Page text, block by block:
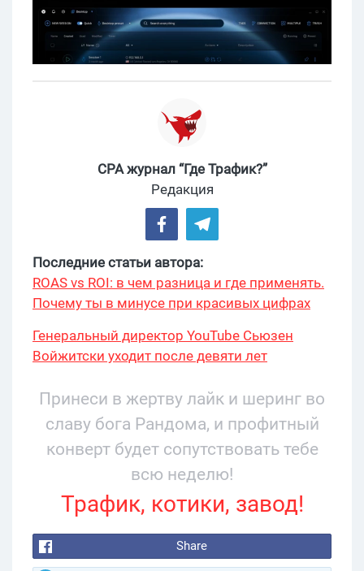
CPA журнал “Где Трафик?”
Редакция
Последние статьи автора:
ROAS vs ROI: в чем разница и где применять.
Почему ты в минусе при красивых цифрах
Генеральный директор YouTube Сьюзен
Войжитски уходит после девяти лет
Принеси в жертву лайк и шеринг во
славу бога Рандома, и профитный
конверт будет сопутствовать тебе
всю неделю!
Трафик, котики, завод!
Share